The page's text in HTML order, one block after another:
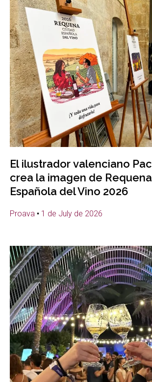
El ilustrador valenciano
crea la imagen de
Española del Vino 2026
Proava 1 de July de 2026